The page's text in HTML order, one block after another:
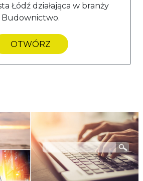
Łódź działająca w branży
Budownictwo.
OTWÓRZ